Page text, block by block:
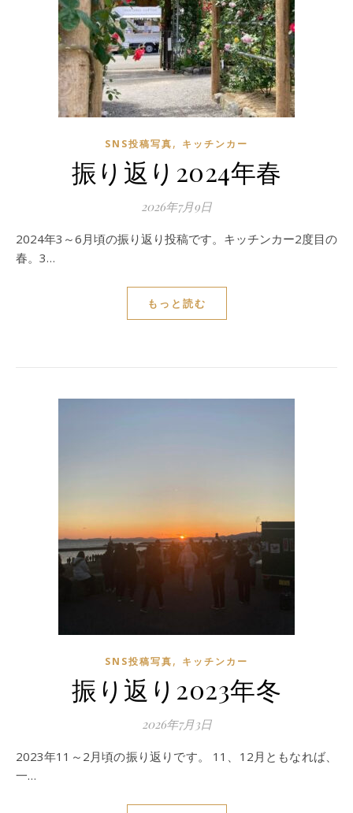
SNS投稿写真, キッチンカー
振り返り2024年春
2026年7月9日
2024年3～6月頃の振り返り投稿です。キッチンカー2度目の
春。3…
もっと読む
SNS投稿写真, キッチンカー
振り返り2023年冬
2026年7月3日
2023年11～2月頃の振り返りです。 11、12月ともなれば、
一…